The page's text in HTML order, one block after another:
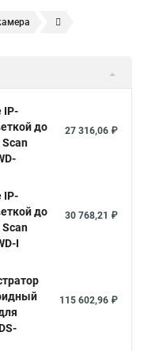
ip камера
Hikvision 2cd1148 i b
Ip видеокамеры
hikvision ds 2cd1148 i b
hikvision
ds
IP-
до
27 316,06 ₽
IP-
до
I
30 768,21 ₽
115 602,96 ₽